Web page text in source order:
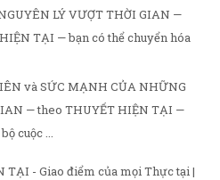
LÝ VƯỢT THỜI GIAN —
TẠI — bạn có thể chuyển hóa
và SỨC MẠNH CỦA NHỮNG
— theo THUYẾT HIỆN TẠI —
cuộc ...
TẠI - Giao điểm của mọi Thực tại |